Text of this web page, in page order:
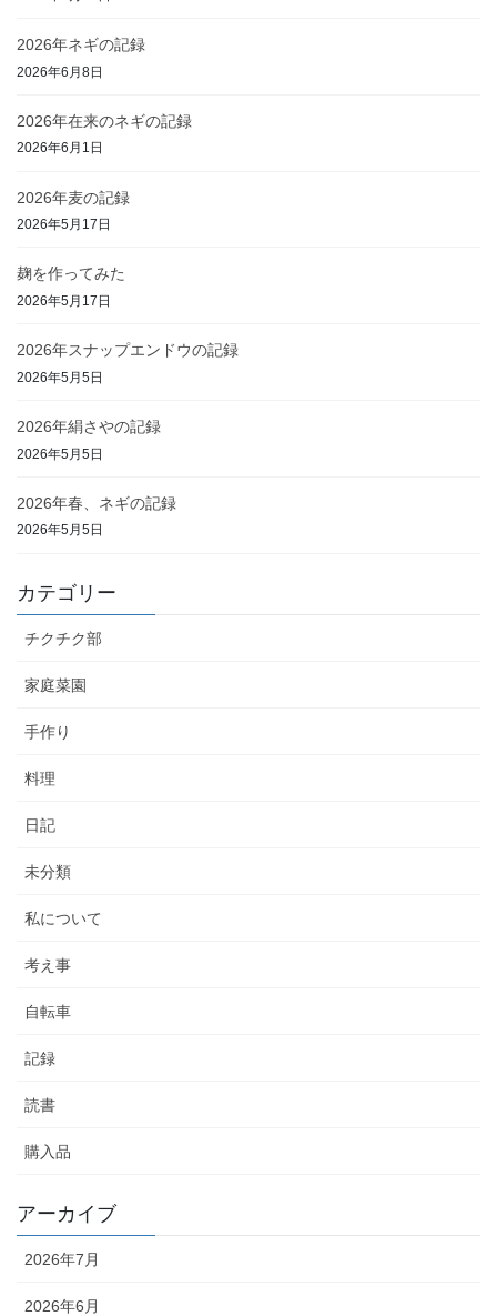
2026年ネギの記録
2026年6月8日
2026年在来のネギの記録
2026年6月1日
2026年麦の記録
2026年5月17日
麹を作ってみた
2026年5月17日
2026年スナップエンドウの記録
2026年5月5日
2026年絹さやの記録
2026年5月5日
2026年春、ネギの記録
2026年5月5日
カテゴリー
チクチク部
家庭菜園
手作り
料理
日記
未分類
私について
考え事
自転車
記録
読書
購入品
アーカイブ
2026年7月
2026年6月